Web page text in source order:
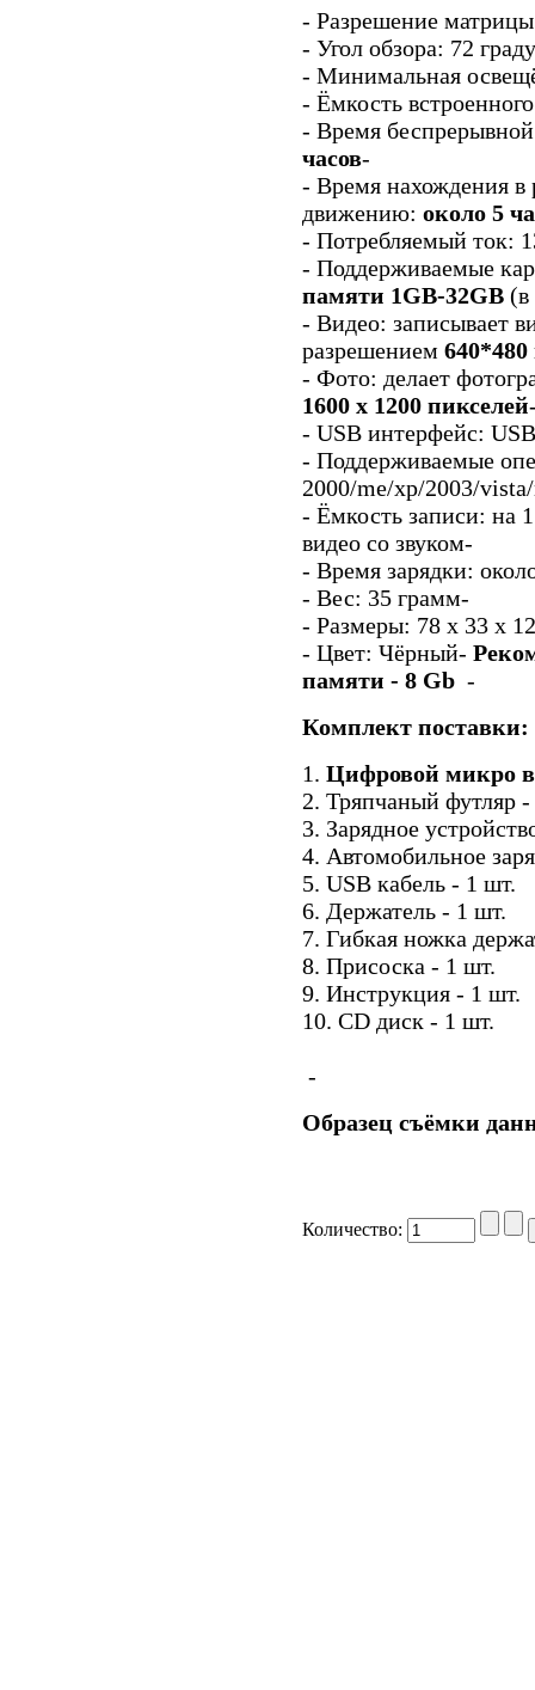
- Разрешение
- Угол обзора: 72
- Минимальная
- Ёмкость
- Время
часов-
- Время нахождения
движению: около 5
- Потребляемый ток:
- Поддерживаемые
памяти 1GB-32GB (в
- Видео: записывает
разрешением 640*480
- Фото: делает
1600 х 1200 пикселей
- USB интерфейс:
- Поддерживаемые
2000/me/xp/2003/
- Ёмкость записи: на
видео со звуком-
- Время зарядки:
- Вес: 35 грамм-
- Размеры: 78 x 33 x
- Цвет: Чёрный-
памяти - 8 Gb -
Комплект поставки:
1. Цифровой микро
2. Тряпчаный футляр
3. Зарядное
4. Автомобильное
5. USB кабель - 1 шт.
6. Держатель - 1 шт.
7. Гибкая ножка
8. Присоска - 1 шт.
9. Инструкция - 1 шт.
10. CD диск - 1 шт.
-
Образец съёмки
Количество: